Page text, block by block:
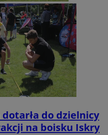
do dzielnicy
na boisku Iskry